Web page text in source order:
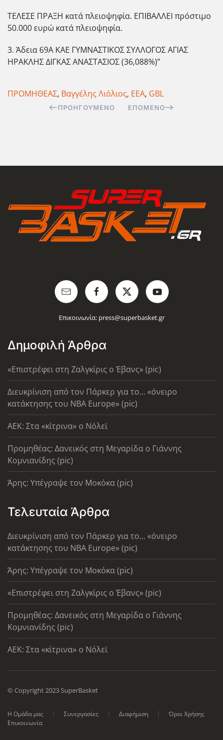
ΤΕΛΕΣΕ ΠΡΑΞΗ κατά πλειοψηφία. ΕΠΙΒΑΛΛΕΙ πρόστιμο
50.000 ευρώ κατά πλειοψηφία.
3. Άδεια 69Α ΚΑΕ ΓΥΜΝΑΣΤΙΚΟΣ ΣΥΛΛΟΓΟΣ ΑΓΙΑΣ
ΗΡΑΚΛΗΣ ΔΙΓΚΑΣ ΑΝΑΣΤΑΣΙΟΣ (36,088%)”
ΠΡΟΜΗΘΕΑΣ, Βαγγέλης Λιόλιος, ΕΕΑ, GBL
ΠΡΟΗΓΟΎΜΕΝΟ ΕΠΌΜΕΝΟ
Επικοινωνία: press@superbasket.gr
Δημοφιλή Άρθρα
«Επιστρέφει στη Ζαλγκίρις ο Έβανς» (pic)
Διευκρίνιση από τον Πάρκερ για το... «όνειρο
κατάκτησης του ΝΒΑ Europe» (pic)
AEK: Στα «κίτρινα» ο Νόλεϊ
Προμηθέας: Δανεικός στη Μεγαρίδα ο Γιάννης
Κομνιανίδης (pic)
Άρης: Υπέγραψε τον Μοκόκα (pic)
Τελευταία Άρθρα
Διευκρίνιση από τον Πάρκερ για το... «όνειρο
κατάκτησης του ΝΒΑ Europe» (pic)
Άρης: Υπέγραψε τον Μοκόκα (pic)
«Επιστρέφει στη Ζαλγκίρις ο Έβανς» (pic)
Προμηθέας: Δανεικός στη Μεγαρίδα ο Γιάννης
Κομνιανίδης (pic)
AEK: Στα «κίτρινα» ο Νόλεϊ
© Copyright 2023 SuperBasket
Η Ομάδα μας Συνεργασίες Διαφήμιση
Όροι Χρήσης
Επικοινωνία